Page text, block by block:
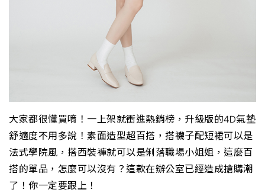
大家都很懂買唷！一上架就衝進熱銷榜，升級版的4D氣墊
舒適度不用多說！素面造型超百搭，搭襪子配短裙可以是
法式學院風，搭西裝褲就可以是俐落職場小姐姐，這麼百
搭的單品，怎麼可以沒有？這款在辦公室已經造成搶購潮
了！你一定要跟上！